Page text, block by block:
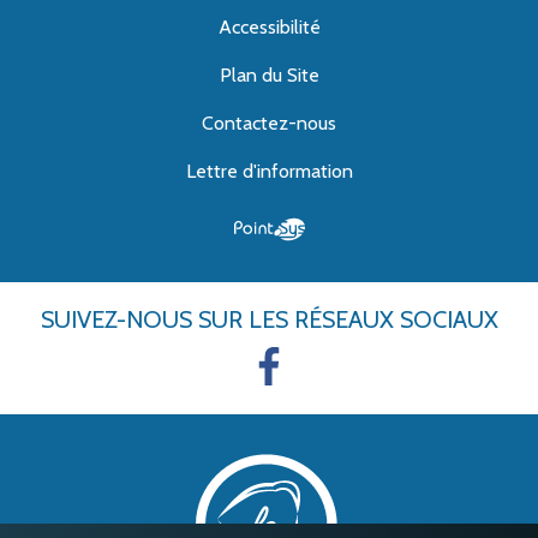
Accessibilité
Plan du Site
Contactez-nous
Lettre d'information
SUIVEZ-NOUS SUR LES RÉSEAUX SOCIAUX